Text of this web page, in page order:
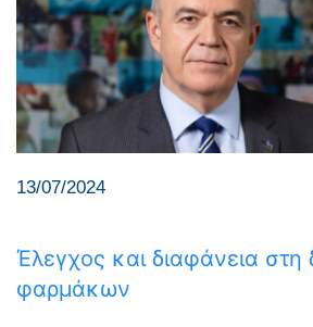
13/07/2024
Έλεγχος και διαφάνεια στη
φαρμάκων